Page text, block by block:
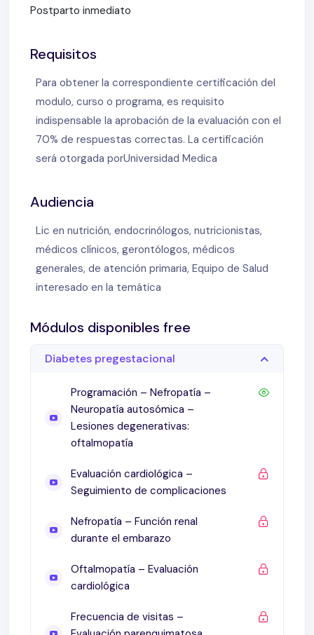
Postparto inmediato
Requisitos
Para obtener la correspondiente certificación del
modulo, curso o programa, es requisito
indispensable la aprobación de la evaluación con el
70% de respuestas correctas. La certificación
será otorgada porUniversidad Medica
Audiencia
Lic en nutrición, endocrinólogos, nutricionistas,
médicos clínicos, gerontólogos, médicos
generales, de atención primaria, Equipo de Salud
interesado en la temática
Módulos disponibles free
Diabetes pregestacional
Programación – Nefropatía –
Neuropatía autosómica –
Lesiones degenerativas:
oftalmopatía
Evaluación cardiológica –
Seguimiento de complicaciones
Nefropatía – Función renal
durante el embarazo
Oftalmopatía – Evaluación
cardiológica
Frecuencia de visitas –